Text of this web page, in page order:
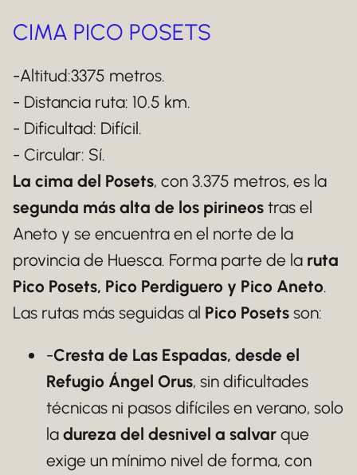
CIMA PICO POSETS
-Altitud:3375 metros.
- Distancia ruta: 10.5 km.
- Dificultad: Difícil.
- Circular: Sí.
La cima del Posets, con 3.375 metros, es la
segunda más alta de los pirineos tras el
Aneto y se encuentra en el norte de la
provincia de Huesca. Forma parte de la ruta
Pico Posets, Pico Perdiguero y Pico Aneto.
Las rutas más seguidas al Pico Posets son:
-Cresta de Las Espadas, desde el
Refugio Ángel Orus, sin dificultades
técnicas ni pasos difíciles en verano, solo
la dureza del desnivel a salvar que
exige un mínimo nivel de forma, con